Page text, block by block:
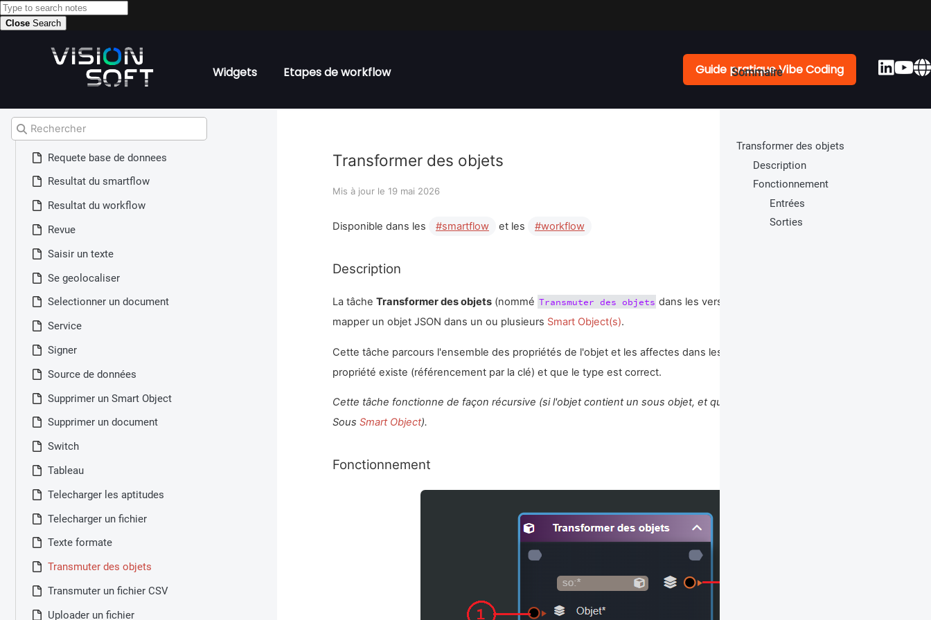
Close Search
Widgets Etapes de workflow Guide pratique Vibe Coding
Rechercher
Magnet
Prendre une photo auto
Recherche
Recuperation Augmentee (AI index)
Reinitialiser
Requete base de donnees
Resultat du smartflow
Resultat du workflow
Revue
Saisir un texte
Se geolocaliser
Selectionner un document
Service
Signer
Source de données
Supprimer un Smart Object
Supprimer un document
Switch
Tableau
Telecharger les aptitudes
Telecharger un fichier
Texte formate
Transmuter des objets
Transmuter un fichier CSV
Uploader un fichier
Transformer des objets
Mis à jour le 19 mai 2026
Disponible dans les smartflow et les workflow
Description
La tâche Transformer des objets (nommé Transmuter des objets dans les versions précédentes) permet de
mapper un objet JSON dans un ou plusieurs Smart Object(s).
Cette tâche parcours l'ensemble des propriétés de l'objet et les affectes dans les propriétés du
propriété existe (référencement par la clé) et que le type est correct.
Cette tâche fonctionne de façon récursive (si l'objet contient un sous objet, et que le
Sous Smart Object).
Fonctionnement
Transformer des objets
Description
Fonctionnement
Entrées
Sorties